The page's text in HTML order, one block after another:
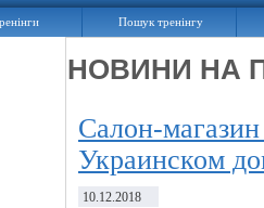
Пошук тренінгу
НОВИНИ НА
Салон-
Украинском
10.12.2018